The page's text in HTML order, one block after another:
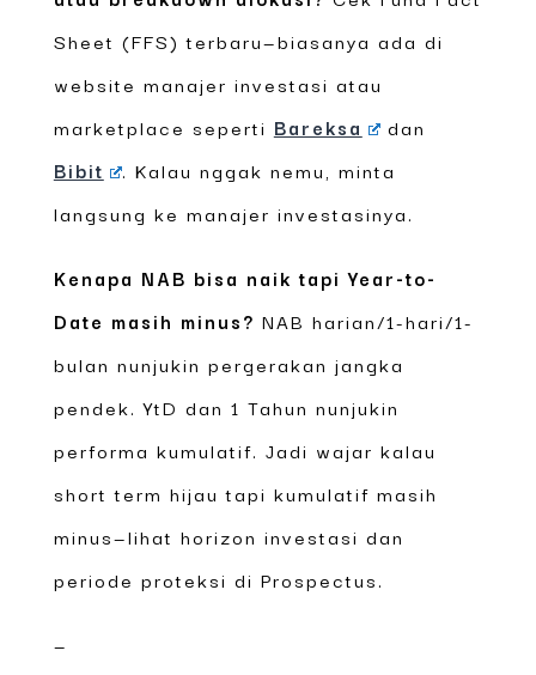
Sheet (FFS) terbaru—biasanya ada di
website manajer investasi atau
marketplace seperti Bareksa
dan
Bibit
. Kalau nggak nemu, minta
langsung ke manajer investasinya.
Kenapa NAB bisa naik tapi Year-to-
Date masih minus? NAB harian/1-hari/1-
bulan nunjukin pergerakan jangka
pendek. YtD dan 1 Tahun nunjukin
performa kumulatif. Jadi wajar kalau
short term hijau tapi kumulatif masih
minus—lihat horizon investasi dan
periode proteksi di Prospectus.
—